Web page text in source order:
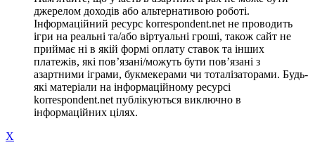
джерелом доходів або альтернативою роботі.
Інформаційний ресурс korrespondent.net не проводить
ігри на реальні та/або віртуальні гроші, також сайт не
приймає ні в якій формі оплату ставок та інших
платежів, які пов’язані/можуть бути пов’язані з
азартними іграми, букмекерами чи тоталізаторами. Будь-
які матеріали на інформаційному ресурсі
korrespondent.net публікуються виключно в
інформаційних цілях.
X